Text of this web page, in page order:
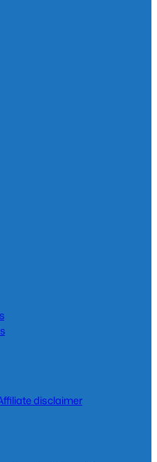
disclaimer